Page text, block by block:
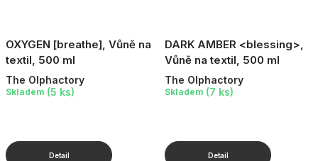
OXYGEN [breathe], Vůně na
textil, 500 ml
The Olphactory
Skladem (5 ks)
DARK AMBER <blessing>,
Vůně na textil, 500 ml
The Olphactory
Skladem (7 ks)